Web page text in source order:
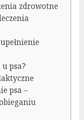
zdrowotne
psa?
psa –